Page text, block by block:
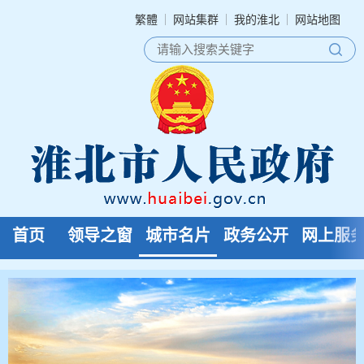
繁體 网站集群 我的淮北 网站地图
首页 领导之窗 城市名片 政务公开 网上服